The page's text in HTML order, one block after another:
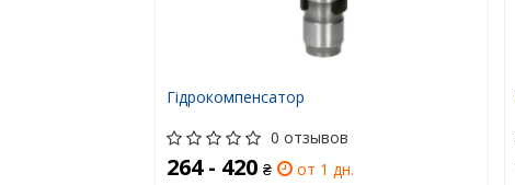
Гідрокомпенсатор
0 отзывов
264 - 420 ₴
от 1 дн.